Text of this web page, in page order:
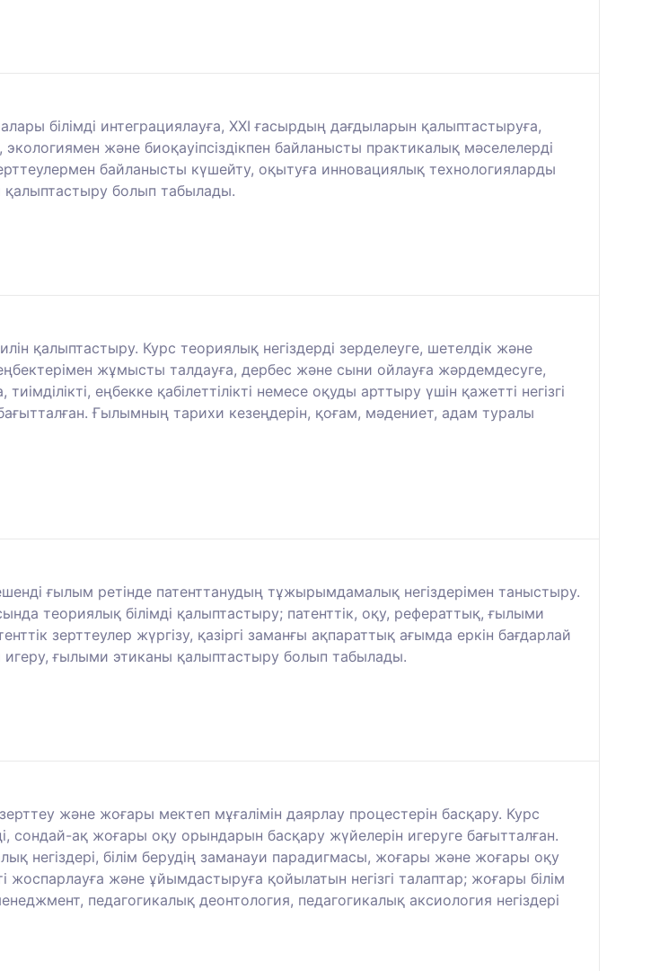
білімді интеграциялауға, ХХІ ғасырдың дағдыларын қалыптастыруға,
және биоқауіпсіздікпен байланысты практикалық мәселелерді
байланысты күшейту, оқытуға инновациялық технологияларды
қалыптастыру болып табылады.
қалыптастыру. Курс теориялық негіздерді зерделеуге, шетелдік және
жұмысты талдауға, дербес және сыни ойлауға жәрдемдесуге,
еңбекке қабілеттілікті немесе оқуды арттыру үшін қажетті негізгі
Ғылымның тарихи кезеңдерін, қоғам, мәдениет, адам туралы
ғылым ретінде патенттанудың тұжырымдамалық негіздерімен таныстыру.
теориялық білімді қалыптастыру; патенттік, оқу, рефераттық, ғылыми
зерттеулер жүргізу, қазіргі заманғы ақпараттық ағымда еркін бағдарлай
игеру, ғылыми этиканы қалыптастыру болып табылады.
және жоғары мектеп мұғалімін даярлау процестерін басқару. Курс
ақ жоғары оқу орындарын басқару жүйелерін игеруге бағытталған.
негіздері, білім берудің заманауи парадигмасы, жоғары және жоғары оқу
жоспарлауға және ұйымдастыруға қойылатын негізгі талаптар; жоғары білім
педагогикалық деонтология, педагогикалық аксиология негіздері